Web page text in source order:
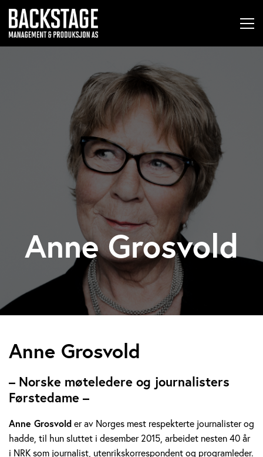
Anne Grosvold
A
n
n
e
G
Anne Grosvold
– Norske møteledere og journalisters
Førstedame –
Anne Grosvolder av Norges mest respekterte journalister og
hadde, til hun sluttet i desember 2015, arbeidet nesten 40 år
i NRK som journalist, utenrikskorrespondent og programleder.